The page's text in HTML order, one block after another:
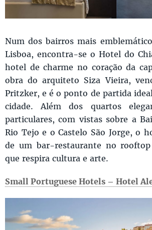
Num dos bairros mais
Lisboa, encontra-se o Hotel do
hotel de charme no coração da
obra do arquiteto Siza Vieira,
Pritzker, e é o ponto de partida
cidade. Além dos quartos
particulares, com vistas sobre a
Rio Tejo e o Castelo São Jorge, o
de um bar-restaurante no
que respira cultura e arte.
Small Portuguese Hotels – Hotel